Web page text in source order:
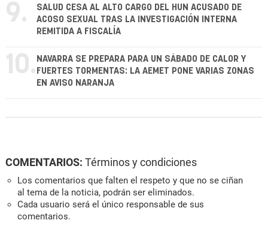
9.
SALUD CESA AL ALTO CARGO DEL HUN ACUSADO DE
ACOSO SEXUAL TRAS LA INVESTIGACIÓN INTERNA
REMITIDA A FISCALÍA
10. NAVARRA SE PREPARA PARA UN SÁBADO DE CALOR Y
FUERTES TORMENTAS: LA AEMET PONE VARIAS ZONAS
EN AVISO NARANJA
COMENTARIOS: Términos y condiciones
Los comentarios que falten el respeto y que no se ciñan
al tema de la noticia, podrán ser eliminados.
Cada usuario será el único responsable de sus
comentarios.